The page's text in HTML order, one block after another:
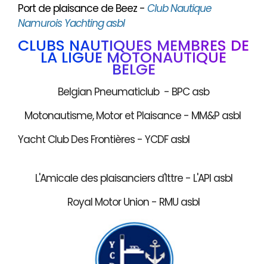
Port de plaisance de Beez - Club Nautique
Namurois Yachting asbl
CLUBS NAUTIQUES MEMBRES DE
LA LIGUE MOTONAUTIQUE
BELGE
Belgian Pneumaticlub - BPC asb
Motonautisme, Motor et Plaisance - MM&P asbl
Yacht Club Des Frontières - YCDF asbl
L'Amicale des plaisanciers d'Ittre - L'API asbl
Royal Motor Union - RMU asbl